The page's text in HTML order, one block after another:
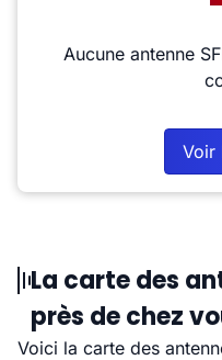
Aucune antenne
Voir
La carte des
près de chez
Voici la carte des